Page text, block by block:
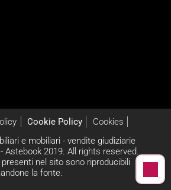
Cookie Policy
Cookies
e mobiliari - vendite giudiziarie
Astebook 2019. All rights reserved.
nel sito sono riproducibili
la fonte.